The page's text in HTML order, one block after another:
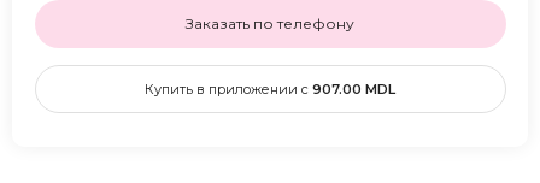
Заказать по телефону
Купить в приложении с 907.00 MDL